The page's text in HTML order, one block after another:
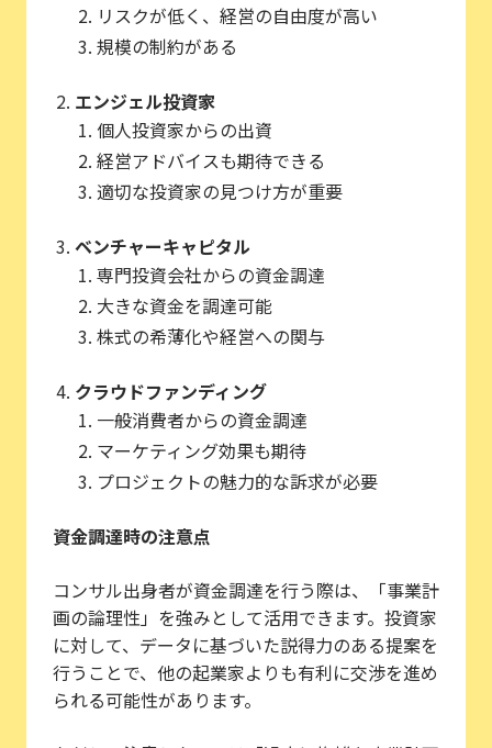
リスクが低く、経営の自由度が高い
規模の制約がある
エンジェル投資家
個人投資家からの出資
経営アドバイスも期待できる
適切な投資家の見つけ方が重要
ベンチャーキャピタル
専門投資会社からの資金調達
大きな資金を調達可能
株式の希薄化や経営への関与
クラウドファンディング
一般消費者からの資金調達
マーケティング効果も期待
プロジェクトの魅力的な訴求が必要
資金調達時の注意点
コンサル出身者が資金調達を行う際は、「事業計
画の論理性」を強みとして活用できます。投資家
に対して、データに基づいた説得力のある提案を
行うことで、他の起業家よりも有利に交渉を進め
られる可能性があります。